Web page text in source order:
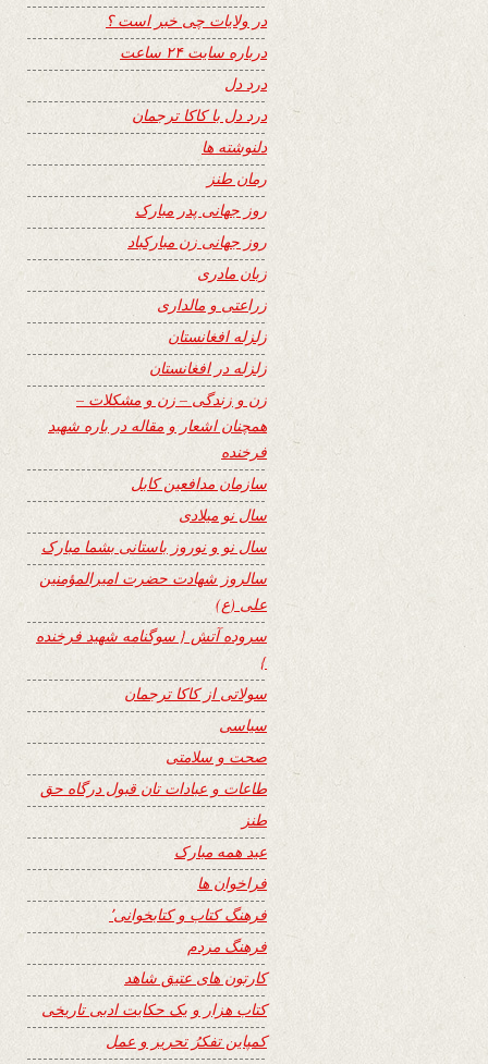
در ولایات چی خبر است ؟
درباره سایت ۲۴ ساعت
درد دل
درد دل با کاکا ترجمان
دلنوشته ها
رمان طنز
روز جهانی پدر مبارک
روز جهانی زن مبارکباد
زبان مادری
زراعتی و مالداری
زلزله افغانستان
زلزله در افغانستان
زن و زندگی – زن و مشکلات –
همچنان اشعار و مقاله در باره شهید
فرخنده
سازمان مدافعین کابل
سال نو میلادی
سال نو و نوروز باستانی بشما مبارک
سالروز شهادت حضرت امیرالمؤمنین
علی (ع)
سروده آتش { سوگنامه شهید فرخنده
}
سولاتی از کاکا ترجمان
سیاسی
صحت و سلامتی
طاعات و عبادات تان قبول درگاه حق
طنز
عید همه مبارک
فراخوان ها
فرهنگ کتاب و کتابخوانی٬
فرهنگ مردم
کارتون های عتیق شاهد
کتاب هزار و یک حکایت ادبی تاریخی
کمپاین تفکرُ تحریر و عمل